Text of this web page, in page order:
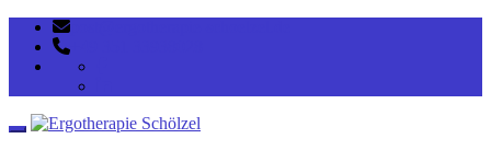
Toggle navigation